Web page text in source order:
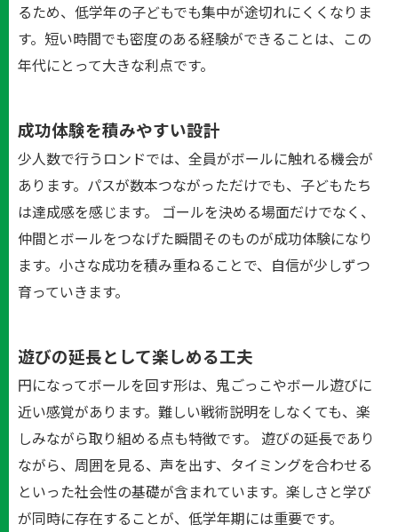
るため、低学年の子どもでも集中が途切れにくくなりま
す。短い時間でも密度のある経験ができることは、この
年代にとって大きな利点です。
成功体験を積みやすい設計
少人数で行うロンドでは、全員がボールに触れる機会が
あります。パスが数本つながっただけでも、子どもたち
は達成感を感じます。 ゴールを決める場面だけでなく、
仲間とボールをつなげた瞬間そのものが成功体験になり
ます。小さな成功を積み重ねることで、自信が少しずつ
育っていきます。
遊びの延長として楽しめる工夫
円になってボールを回す形は、鬼ごっこやボール遊びに
近い感覚があります。難しい戦術説明をしなくても、楽
しみながら取り組める点も特徴です。 遊びの延長であり
ながら、周囲を見る、声を出す、タイミングを合わせる
といった社会性の基礎が含まれています。楽しさと学び
が同時に存在することが、低学年期には重要です。